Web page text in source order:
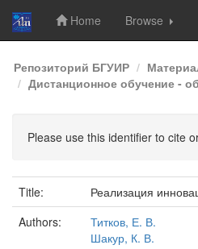
Skip
navigation
Home Browse
Репозиторий БГУИР
Дистанционное обучение -
Please use this identifier to cite
Title:
Реализация
Authors:
Титков, Е. В.
Шакур, К. В.